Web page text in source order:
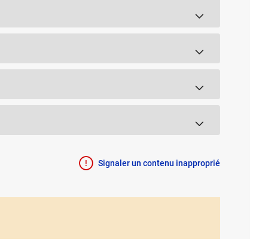
Signaler un contenu inapproprié